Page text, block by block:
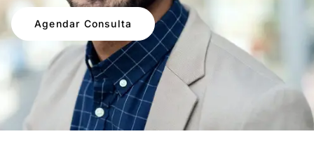
Agendar Consulta